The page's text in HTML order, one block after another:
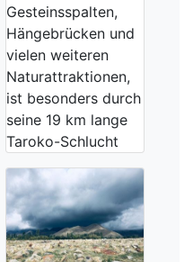
Gesteinsspalten,
Hängebrücken und
vielen weiteren
Naturattraktionen,
ist besonders durch
seine 19 km lange
Taroko-Schlucht